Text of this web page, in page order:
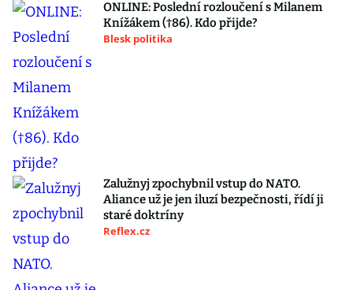
ONLINE: Poslední rozloučení s Milanem
Knížákem (†86). Kdo přijde?
Blesk politika
Zalužnyj zpochybnil vstup do NATO.
Aliance už je jen iluzí bezpečnosti, řídí ji
staré doktríny
Reflex.cz